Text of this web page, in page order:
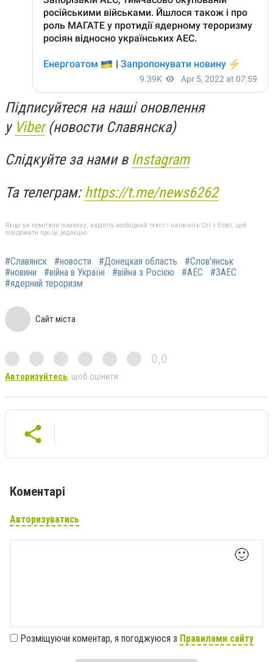
Підписуйтеся на наші оновлення
у Viber(новости Славянска)
Слідкуйте за нами в Instagram
Та телеграм:https://t.me/news6262
Якщо ви помітили помилку, виділіть необхідний текст і натисніть Ctrl + Enter, щоб
повідомити про це редакцію
#Славянск #новости #Донецкая область
#Слов'янськ
#новини
#війна в Україні #війна з Росією #АЕС
#ЗАЕС
#ядерний тероризм
Сайт міста
0,0
Авторизуйтесь, щоб оцінити
Коментарі
Авторизуватись
🙂
Розміщуючи коментар, я погоджуюся з Правилами сайту